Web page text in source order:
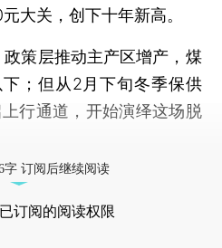
大关，创下十年新高。
策层推动主产区增产，煤
；但从2月下旬冬季保供
行通道，开始演绎这场脱
字 订阅后继续阅读
订阅的阅读权限